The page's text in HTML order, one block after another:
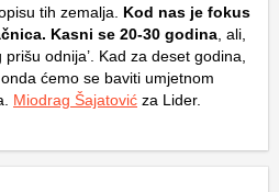
tih zemalja.
Kod nas je fokus
Kasni se 20-30 godina , ali,
odnija’. Kad za deset godina,
ćemo se baviti umjetnom
Miodrag Šajatović za Lider.